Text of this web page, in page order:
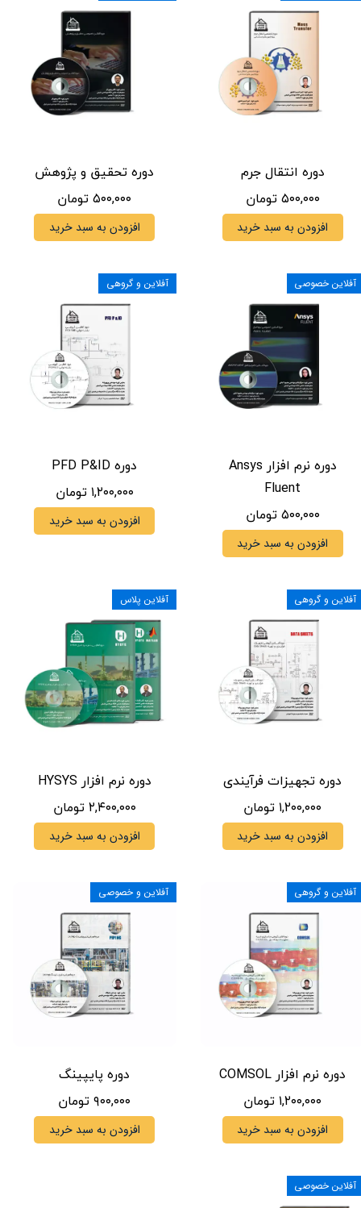
دوره انتقال جرم
۵۰۰,۰۰۰ تومان
افزودن به سبد خرید
دوره تحقیق و پژوهش
۵۰۰,۰۰۰ تومان
افزودن به سبد خرید
دوره نرم افزار Ansys
Fluent
۵۰۰,۰۰۰ تومان
افزودن به سبد خرید
آفلاین خصوصی
دوره PFD P&ID
۱,۲۰۰,۰۰۰ تومان
افزودن به سبد خرید
آفلاین و گروهی
دوره تجهیزات فرآیندی
۱,۲۰۰,۰۰۰ تومان
افزودن به سبد خرید
آفلاین و گروهی
دوره نرم افزار HYSYS
۲,۴۰۰,۰۰۰ تومان
افزودن به سبد خرید
آفلاین پلاس
دوره نرم افزار COMSOL
۱,۲۰۰,۰۰۰ تومان
افزودن به سبد خرید
آفلاین و گروهی
دوره پایپینگ
۹۰۰,۰۰۰ تومان
افزودن به سبد خرید
آفلاین و خصوصی
آفلاین خصوصی